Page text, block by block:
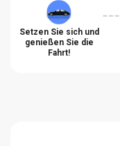
Setzen Sie sich und
genießen Sie die
Fahrt!